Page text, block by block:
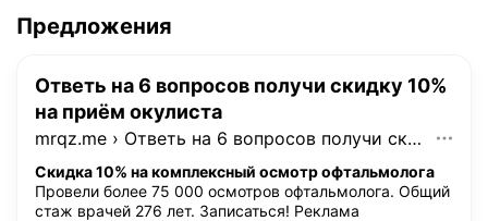
Предложения
Ответь на 6 вопросов получи скидку 10%
на приём окулиста
mrqz.me › Ответь на 6 вопросов получи скидку 10% на приём окулиста
Скидка 10% на комплексный осмотр офтальмолога
Провели более 75 000 осмотров офтальмолога. Общий
стаж врачей 276 лет. Записаться! Реклама